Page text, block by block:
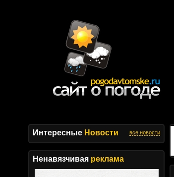
Интересные Новости все новости
Ненавязчивая реклама